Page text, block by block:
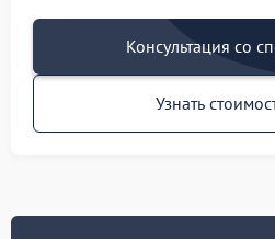
Консультация со
Узнать